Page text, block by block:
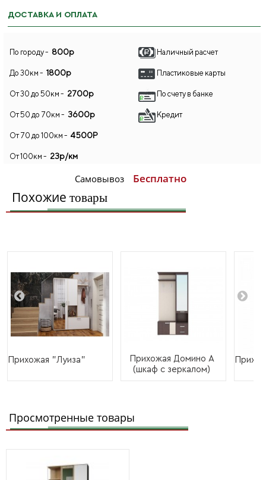
ДОСТАВКА И ОПЛАТА
По городу - 800р
До 30км - 1800р
От 30 до 50км - 2700р
От 50 до 70км - 3600р
От 70 до 100км - 4500Р
От 100км - 23р/км
Самовывоз Бесплатно
Наличный расчет
Пластиковые карты
По счету в банке
Кредит
Похожие товары
Прихожая "Луиза"
Прихожая Домино А
(шкаф с зеркалом)
Просмотренные товары